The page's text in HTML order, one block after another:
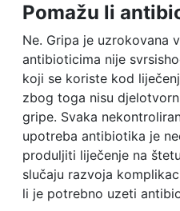
Pomažu li
Ne. Gripa je uzrokovana
antibioticima nije
koji se koriste kod
zbog toga nisu
gripe. Svaka
upotreba antibiotika je
produljiti liječenje na
slučaju razvoja
li je potrebno uzeti